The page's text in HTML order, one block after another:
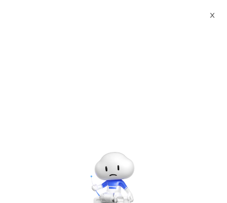
Sep 17, 2020 - Oct 17, 2020 UTC+8:00 | 3:00 PM - 3:15 PM
X